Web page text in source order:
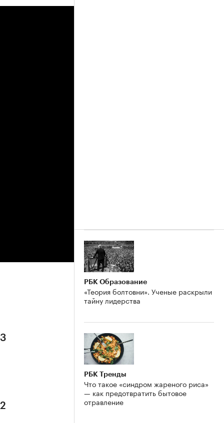
РБК Образование
«Теория болтовни». Ученые раскрыли
тайну лидерства
РБК Тренды
Что такое «синдром жареного риса»
— как предотвратить бытовое
отравление